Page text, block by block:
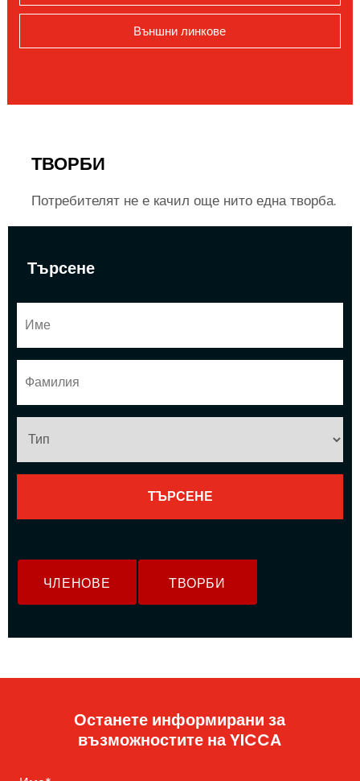
Търсене
ЧЛЕНОВЕ ТВОРБИ
Външни линкове
ТВОРБИ
Потребителят не е качил още нито една творба.
Останете информирани за
възможностите на YICCA